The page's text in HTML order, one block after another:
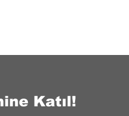
Katıl!